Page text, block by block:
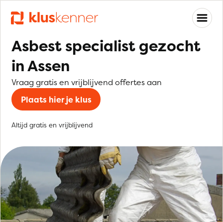
Asbest specialist gezocht
in Assen
Vraag gratis en vrijblijvend offertes aan
Plaats hier je klus
Altijd gratis en vrijblijvend